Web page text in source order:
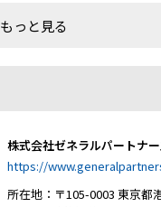
もっと見る
株式会社ゼネラルパートナ
https://
所在地：〒105-0003 東京都